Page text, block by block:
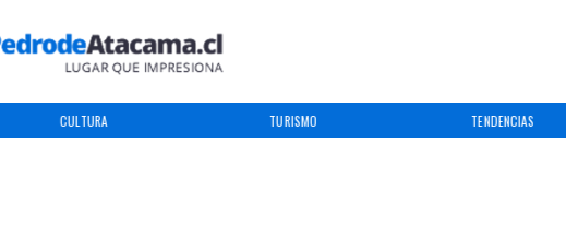
CULTURA TURISMO TENDENCIAS